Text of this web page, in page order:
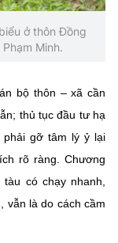
ở thôn Đồng
Minh.
bộ thôn – xã cần
thủ tục đầu tư hạ
phải gỡ tâm lý ỷ lại
rõ ràng. Chương
có chạy nhanh,
vẫn là do cách cầm